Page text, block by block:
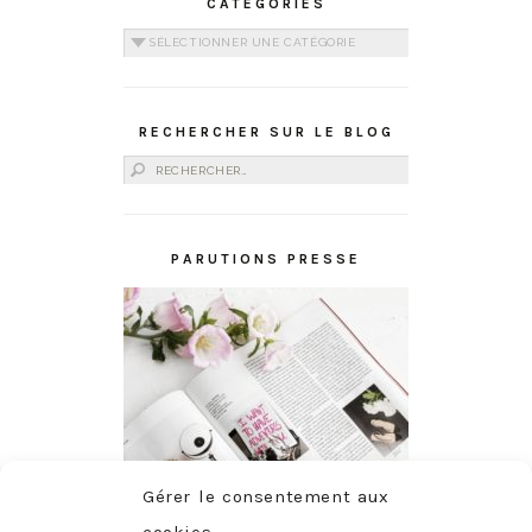
Gérer le consentement aux
CATÉGORIES
Catégories
RECHERCHER SUR LE BLOG
Rechercher :
PARUTIONS PRESSE